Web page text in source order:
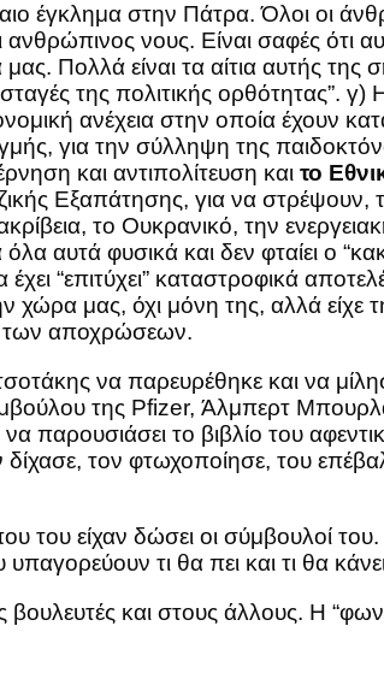
έγκλημα στην Πάτρα. Όλοι οι
ανθρώπινος νους. Είναι σαφές ότι
Πολλά είναι τα αίτια αυτής
της πολιτικής ορθότητας”.
ανέχεια στην οποία έχουν
για την σύλληψη της
και αντιπολίτευση και το
Εξαπάτησης, για να
το Ουκρανικό, την
αυτά φυσικά και δεν φταίει ο
έχει “επιτύχει” καταστροφικά
χώρα μας, όχι μόνη της, αλλά
των αποχρώσεων.
να παρευρέθηκε και να
της Pfizer, Άλμπερτ
το βιβλίο του
τον φτωχοποίησε, του
του είχαν δώσει οι σύμβουλοί
τι θα πει και τι θα
και στους άλλους. Η